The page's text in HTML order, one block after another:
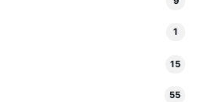
1
15
55